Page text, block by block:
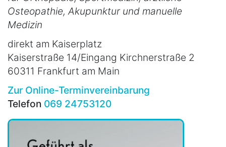
Osteopathie, Akupunktur und manuelle
Medizin
direkt am Kaiserplatz
Kaiserstraße 14/Eingang Kirchnerstraße 2
60311 Frankfurt am Main
Zur Online-Terminvereinbarung
Telefon 069 24753120